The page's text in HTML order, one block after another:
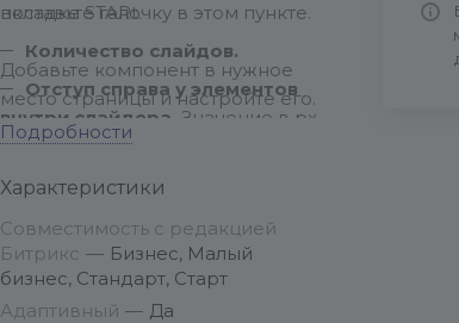
вкладке STARt.
Добавьте компонент в нужное
место страницы и настройте его.
страницу
Настройки компонента:
поставьте галочку в этом пункте.
Количество слайдов.
Отступ справа у элементов
внутри слайдера. Значение в px.
Показывать переключатель
слайдов.
Автоматическое
переключение слайдов.
Подробности
Характеристики
Совместимость с редакцией
Битрикс — Бизнес, Малый
бизнес, Стандарт, Старт
Адаптивный — Да